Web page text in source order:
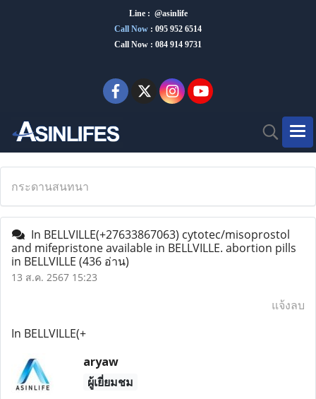
Line : @asinlife
Call Now : 095 952 6514
Call Now : 084 914 9731
กระดานสนทนา
In BELLVILLE(+27633867063) cytotec/misoprostol
and mifepristone available in BELLVILLE. abortion pills
in BELLVILLE (436 อ่าน)
13 ส.ค. 2567 15:23
แจ้งลบ
In BELLVILLE(+
aryaw
ผู้เยี่ยมชม